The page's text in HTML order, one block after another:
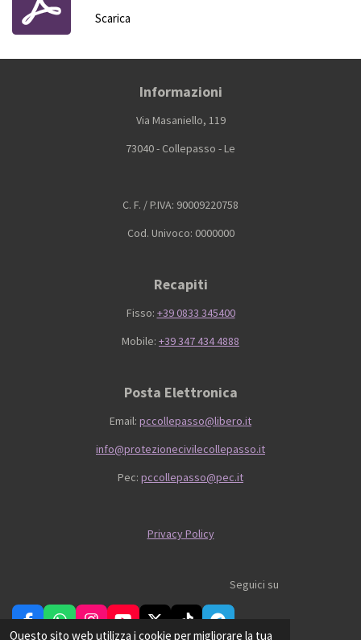
Questo sito web utilizza i cookie per migliorare la tua
Scarica
Informazioni
Via Masaniello, 119
73040 - Collepasso - Le
C. F. / P.IVA: 90009220758
Cod. Univoco: 0000000
Recapiti
Fisso: +39 0833 345400
Mobile: +39 347 434 4888
Posta Elettronica
Email: pccollepasso@libero.it
info@protezionecivilecollepasso.it
Pec: pccollepasso@pec.it
Privacy Policy
Seguici su